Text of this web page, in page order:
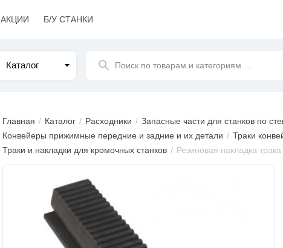
Каталог Поиск по товарам и категориям
АКЦИИ Б/У СТАНКИ
Главная Каталог Расходники Запасные части для станков по
Конвейеры прижимные передние и задние и их детали
Траки
Траки и накладки для кромочных станков
Резиновая накладка
Изображения